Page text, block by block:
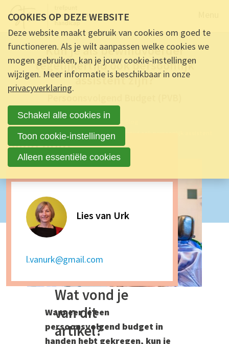
REACTIES
Kun je als bewindvoerder
tegelijkertijd ook persoonlijk
assistent zijn?
Info Blog
Kun je als bewindvoerder tegelijkertijd ook persoonlijk assistent
Wanneer je een
persoonsvolgend budget in
handen hebt gekregen, kun je
Vind hulp
Lies van Urk
l.vanurk@gmail.com
Wat vond je
van dit
artikel?
COOKIES OP DEZE WEBSITE
Deze website maakt gebruik van cookies om goed te
functioneren. Als je wilt aanpassen welke cookies we
mogen gebruiken, kan je jouw cookie-instellingen
wijzigen. Meer informatie is beschikbaar in onze
privacyverklaring.
Schakel alle cookies in
Toon cookie-instellingen
Alleen essentiële cookies